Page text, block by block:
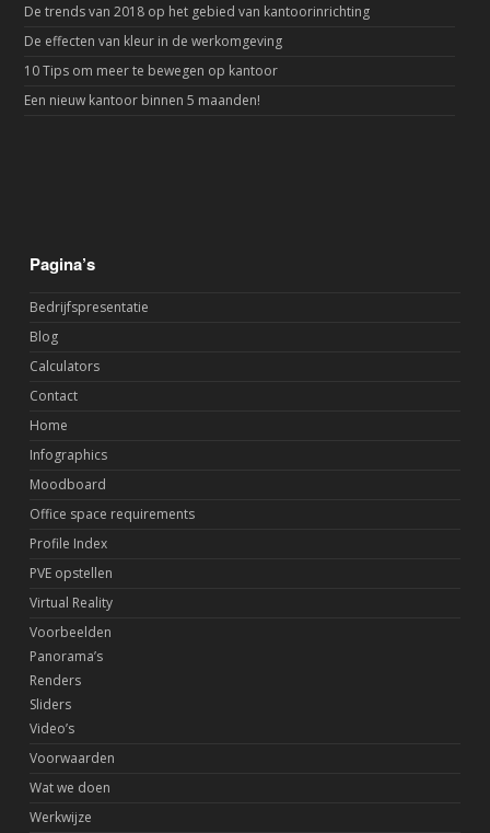
De trends van 2018 op het gebied van kantoorinrichting
De effecten van kleur in de werkomgeving
10 Tips om meer te bewegen op kantoor
Een nieuw kantoor binnen 5 maanden!
Pagina’s
Bedrijfspresentatie
Blog
Calculators
Contact
Home
Infographics
Moodboard
Office space requirements
Profile Index
PVE opstellen
Virtual Reality
Voorbeelden
Panorama’s
Renders
Sliders
Video’s
Voorwaarden
Wat we doen
Werkwijze